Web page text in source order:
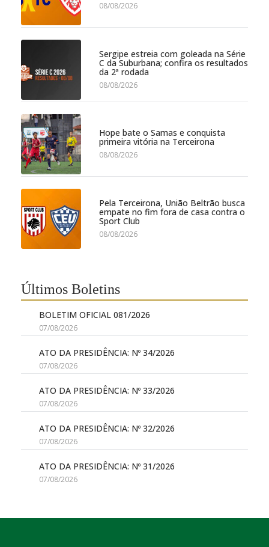
08/08/2026
Sergipe estreia com goleada na Série
C da Suburbana; confira os resultados
da 2ª rodada
08/08/2026
Hope bate o Samas e conquista
primeira vitória na Terceirona
08/08/2026
Pela Terceirona, União Beltrão busca
empate no fim fora de casa contra o
Sport Club
08/08/2026
Últimos Boletins
BOLETIM OFICIAL 081/2026
07/08/2026
ATO DA PRESIDÊNCIA: Nº 34/2026
07/08/2026
ATO DA PRESIDÊNCIA: Nº 33/2026
07/08/2026
ATO DA PRESIDÊNCIA: Nº 32/2026
07/08/2026
ATO DA PRESIDÊNCIA: Nº 31/2026
07/08/2026